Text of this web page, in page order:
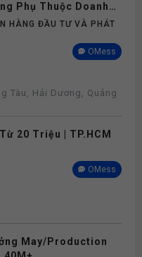
Phụ Thuộc Doanh
HÀNG ĐẦU TƯ VÀ PHÁT
OMess
Tàu, Hải Dương, Quảng
20 Triệu | TP.HCM
OMess
May/Production